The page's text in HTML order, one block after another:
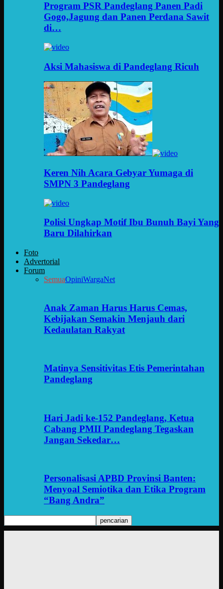
Program PSR Pandeglang Panen Padi
Gogo,Jagung dan Panen Perdana Sawit
di…
Aksi Mahasiswa di Pandeglang Ricuh
Keren Nih Acara Gebyar Yumaga di
SMPN 3 Pandeglang
Polisi Ungkap Motif Ibu Bunuh Bayi Yang
Baru Dilahirkan
Foto
Advertorial
Forum
SemuaOpiniWargaNet
Anak Zaman Harus Harus Cemas,
Kebijakan Semakin Menjauh dari
Kedaulatan Rakyat
Matinya Sensitivitas Etis Pemerintahan
Pandeglang
Hari Jadi ke-152 Pandeglang, Ketua
Cabang PMII Pandeglang Tegaskan
Jangan Sekedar…
Personalisasi APBD Provinsi Banten:
Menyoal Semiotika dan Etika Program
“Bang Andra”